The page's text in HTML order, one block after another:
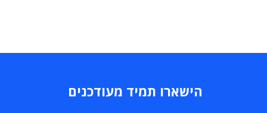
הישארו תמיד מעודכנים